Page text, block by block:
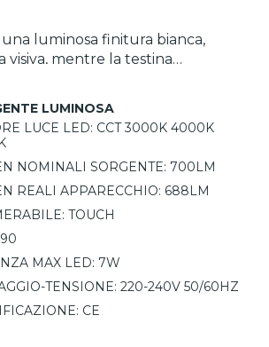
luminosa finitura bianca,
mentre la testina
e la selezione della
LUMINOSA
LUCE LED: CCT 3000K 4000K
NOMINALI SORGENTE: 700LM
REALI APPARECCHIO: 688LM
TOUCH
MAX LED: 7W
TENSIONE: 220-240V 50/60HZ
CE